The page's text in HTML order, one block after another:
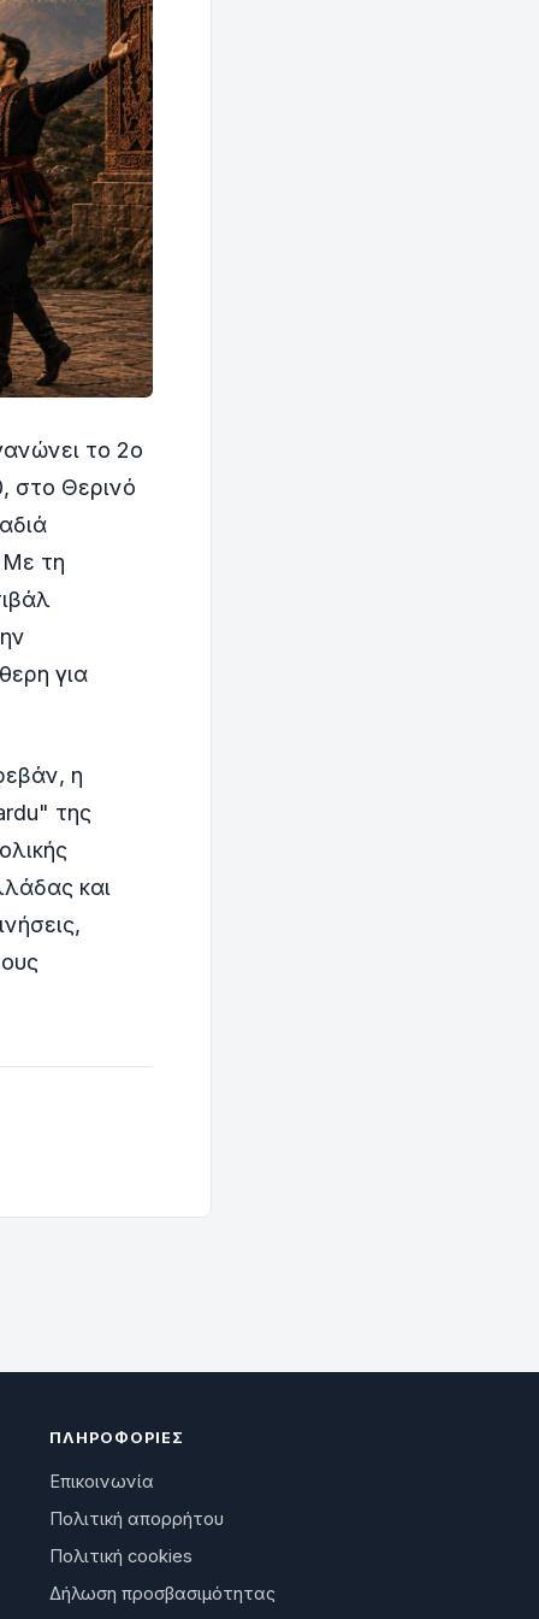
το 2ο
στο Θερινό
Με τη
για
η
της
και
ΠΛΗΡΟΦΟΡΊΕΣ
Επικοινωνία
Πολιτική απορρήτου
Πολιτική cookies
Δήλωση προσβασιμότητας